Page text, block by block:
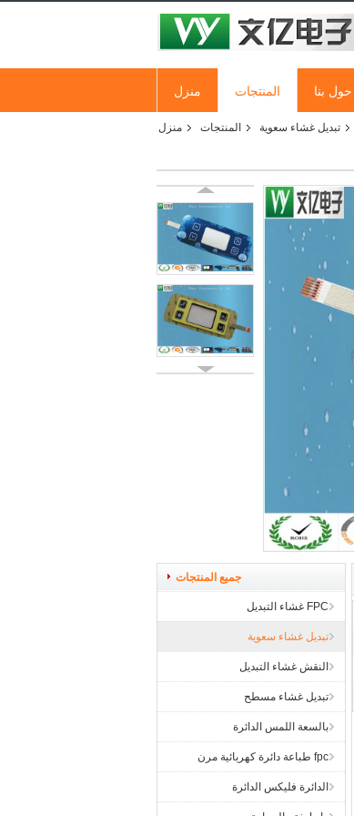
منزل المنتجات حول بنا
منزل المنتجات تبديل غشاء سعوية
جميع المنتجات
FPC غشاء التبديل
تبديل غشاء سعوية
النقش غشاء التبديل
تبديل غشاء مسطح
بالسعة اللمس الدائرة
fpc طباعة دائرة كهربائية مرن
الدائرة فليكس الدائرة